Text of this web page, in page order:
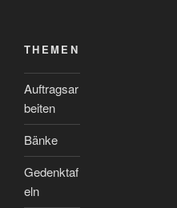
THEMEN
Auftragsar
beiten
Bänke
Gedenktaf
eln